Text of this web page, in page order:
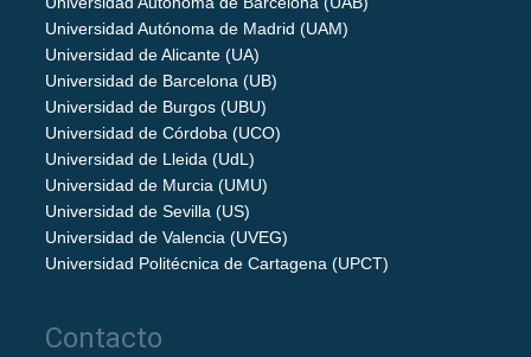
Universidad Autónoma de Madrid (UAM)
Universidad de Alicante (UA)
Universidad de Barcelona (UB)
Universidad de Burgos (UBU)
Universidad de Córdoba (UCO)
Universidad de Lleida (UdL)
Universidad de Murcia (UMU)
Universidad de Sevilla (US)
Universidad de Valencia (UVEG)
Universidad Politécnica de Cartagena (UPCT)
Contacto